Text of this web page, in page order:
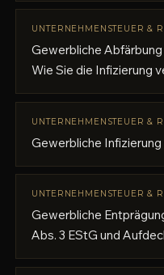
UNTERNEHMENSTEUER &
Gewerbliche
Wie Sie die Infizierung
UNTERNEHMENSTEUER &
Gewerbliche Infizierung
UNTERNEHMENSTEUER &
Gewerbliche
Abs. 3 EStG und